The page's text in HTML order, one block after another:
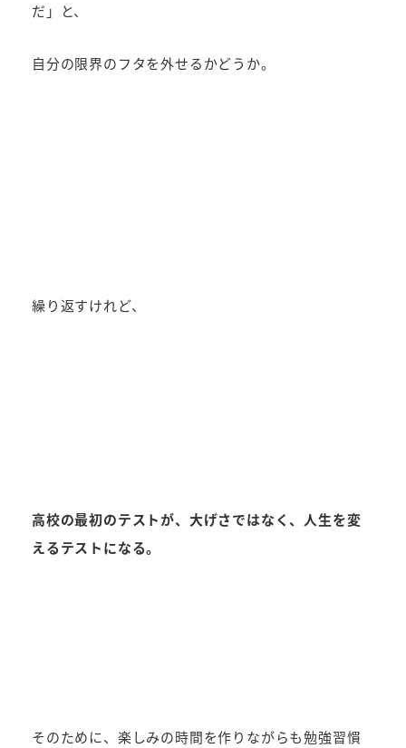
だ」と、
自分の限界のフタを外せるかどうか。
繰り返すけれど、
高校の最初のテストが、大げさではなく、人生を変
えるテストになる。
そのために、楽しみの時間を作りながらも勉強習慣